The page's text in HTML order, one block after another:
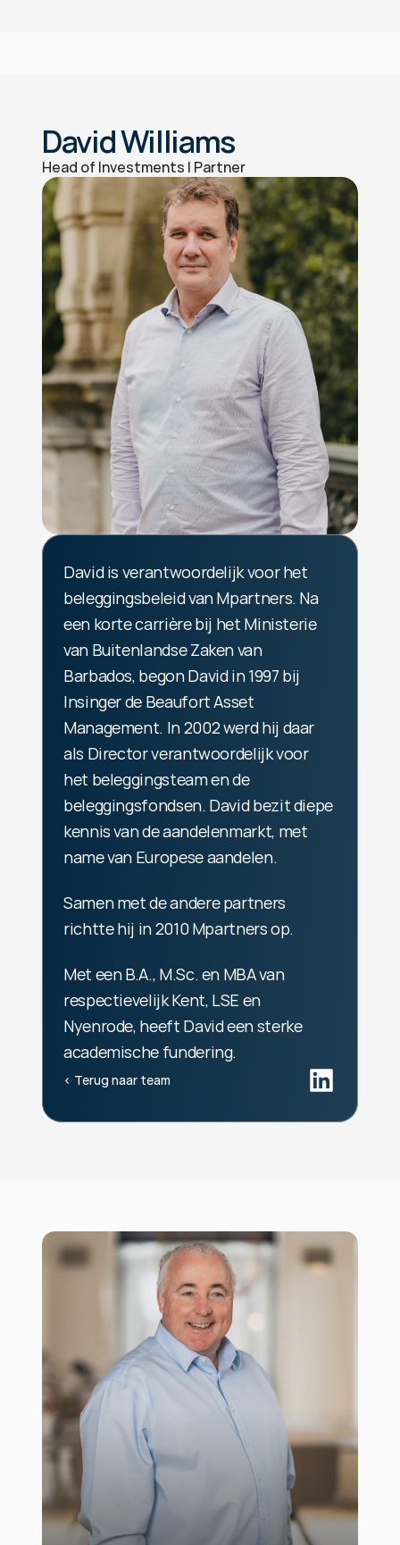
David Williams
Head of Investments | Partner
David is verantwoordelijk voor het
beleggingsbeleid van Mpartners. Na
een korte carrière bij het Ministerie
van Buitenlandse Zaken van
Barbados, begon David in 1997 bij
Insinger de Beaufort Asset
Management. In 2002 werd hij daar
als Director verantwoordelijk voor
het beleggingsteam en de
beleggingsfondsen. David bezit diepe
kennis van de aandelenmarkt, met
name van Europese aandelen.
Samen met de andere partners
richtte hij in 2010 Mpartners op.
Met een B.A., M.Sc. en MBA van
respectievelijk Kent, LSE en
Nyenrode, heeft David een sterke
academische fundering.
‹ Terug naar team